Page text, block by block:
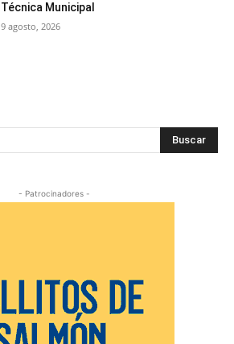
Técnica Municipal
9 agosto, 2026
Buscar
- Patrocinadores -